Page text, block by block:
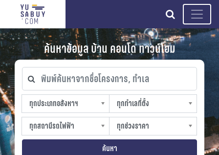
search
ค้นหาข้อมูล บ้าน คอนโด ทาวน์โฮม
พิมพ์ค้นหาจากชื่อโครงการ, ทำเล
ทุกประเภทอสังหาฯ
ทุกประเภทอสังหาฯ
sproperty
ทุกทำเลที่ตั้ง
ทุกทำเลที่ตั้ง
slocation
ทุกสถานีรถไฟฟ้า
ทุกสถานีรถไฟฟ้า
strain-station
ทุกช่วงราคา
ทุกช่วงราคา
sprice
ค้นหา